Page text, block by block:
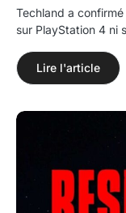
Techland a
sur PlayStation 4 ni
Lire l'article